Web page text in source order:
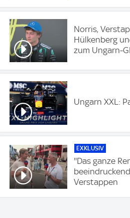
Norris,
Hülkenberg
zum Ungarn-
Ungarn XXL:
EXKLUSIV
''Das ganze
Verstappen